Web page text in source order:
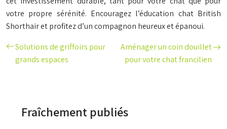
votre propre sérénité. Encouragez l’éducation chat British
Shorthair et profitez d’un compagnon heureux et épanoui.
Solutions de griffoirs pour
grands espaces
Aménager un coin douillet
pour votre chat francilien
Fraîchement publiés